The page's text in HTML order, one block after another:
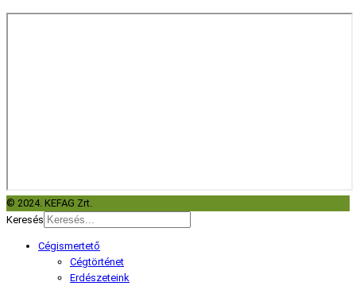
© 2024. KEFAG Zrt.
Keresés
Cégismertető
Cégtörténet
Erdészeteink